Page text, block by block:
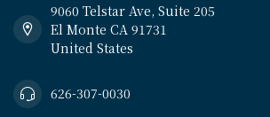
9060 Telstar Ave, Suite 205
El Monte CA 91731
United States
626-307-0030